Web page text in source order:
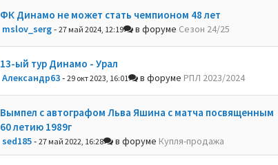
ФК Динамо не может стать чемпионом 48 лет
mslov_serg- 27 май 2024, 12:19 в форуме Сезон 24/25
13-ый тур Динамо - Урал
Александр63- 29 окт 2023, 16:01 в форуме РПЛ 2023/2024
Вымпел с автографом Льва Яшина с матча посвященным
60 летию 1989г
sed185- 27 май 2022, 16:28 в форуме Купля-продажа